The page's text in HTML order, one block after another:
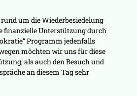
um die Wiederbesiedelung
finanzielle Unterstützung durch
Programm jedenfalls
möchten wir uns für diese
als auch den Besuch und
an diesem Tag sehr